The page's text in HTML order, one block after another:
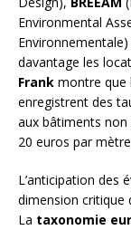
Environmental
davantage les
Frank montre que
enregistrent des
aux bâtiments non
20 euros par
L’anticipation des
dimension critique
La taxonomie